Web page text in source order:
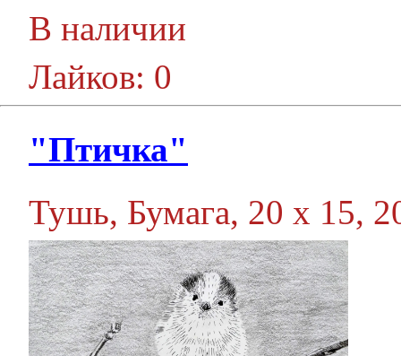
В наличии
Лайков: 0
"Птичка"
Тушь, Бумага, 20 х 15,